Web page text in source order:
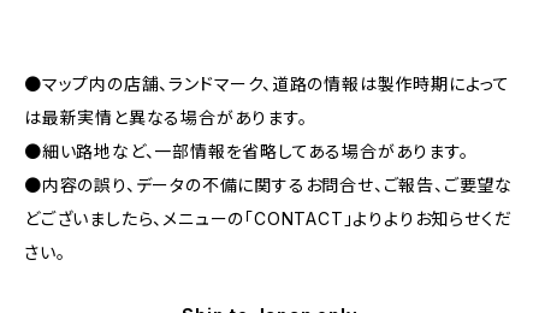
●マップ内の店舗、ランドマーク、道路の情報は製作時期によって
は最新実情と異なる場合があります。
●細い路地など、一部情報を省略してある場合があります。
●内容の誤り、データの不備に関するお問合せ、ご報告、ご要望な
どございましたら、メニューの「CONTACT」よりよりお知らせくだ
さい。